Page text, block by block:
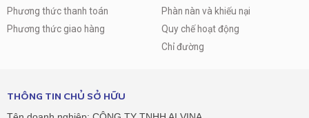
Phương thức thanh toán
Phương thức giao hàng
Phàn nàn và khiếu nại
Quy chế hoạt động
Chỉ đường
THÔNG TIN CHỦ SỞ HỮU